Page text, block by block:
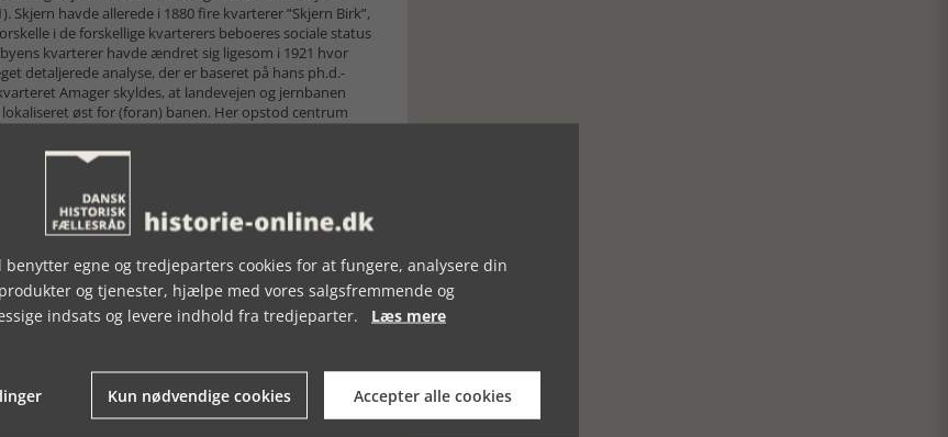
havde allerede i 1880 fire kvarterer ”Skjern Birk”,
i de forskellige kvarterers beboeres sociale status
kvarterer havde ændret sig ligesom i 1921 hvor
detaljerede analyse, der er baseret på hans ph.d.-
Amager skyldes, at landevejen og jernbanen
øst for (foran) banen. Her opstod centrum
umiddelbart ved banegården. Byen udviklede
og Amager-kvarteret bagved (mod vest). Her
til produktion af grøntsager. Ikke kun i Skjern
ligesom Københavns grøntsagsleverandør.
Christen Villumsen (1862-1909), der var gårdejer og
Og så var han broder til forfatterens bedstefar. Ud
da handelen svigtede, greb han til svindel og
Chresten bedrog en halv snes banker og
drev i de år omfattende handel med heste og
og eksporterede stude til Slesvig. Men svindlen blev
kom tilbage til gården, nedbrændte den
det var Chresten der havde sat ild til gården, klarede
han sin svindel og dokumentfalsk med nye
selvmord men sendte forinden en opgørelse over
benytter egne og tredjeparters cookies for at fungere, analysere din
og tjenester, hjælpe med vores salgsfremmende og
indsats og levere indhold fra tredjeparter. Læs mere
Kun nødvendige cookies Accepter alle cookies